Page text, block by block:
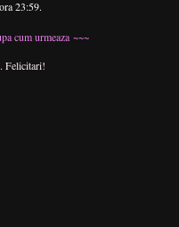
23:59.
cum urmeaza ~~~
Felicitari!